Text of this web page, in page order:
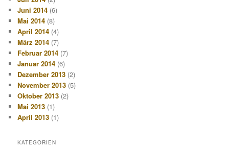
Juni 2014 (6)
Mai 2014 (8)
April 2014 (4)
März 2014 (7)
Februar 2014 (7)
Januar 2014 (6)
Dezember 2013 (2)
November 2013 (5)
Oktober 2013 (2)
Mai 2013 (1)
April 2013 (1)
KATEGORIEN